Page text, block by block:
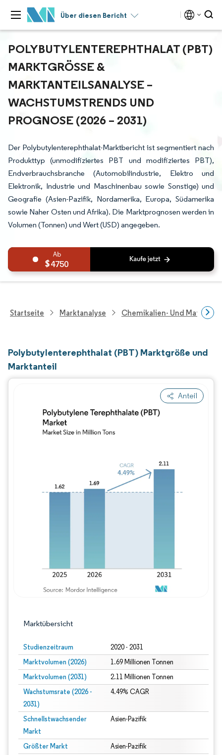
Über diesen Bericht
POLYBUTYLENTEREPHTHALAT (PBT)
MARKTGRÖSSE & M
ARKTANTEILSANALYSE – W
ACHSTUMSTRENDS UND P
ROGNOSE (2026 – 2031)
Der Polybutylenterephthalat-Marktbericht ist segmentiert nach
Produkttyp (unmodifiziertes PBT und modifiziertes PBT),
Endverbrauchsbranche (Automobilindustrie, Elektro und
Elektronik, Industrie und Maschinenbau sowie Sonstige) und
Geografie (Asien-Pazifik, Nordamerika, Europa, Südamerika
sowie Naher Osten und Afrika). Die Marktprognosen werden in
Volumen (Tonnen) und Wert (USD) angegeben.
4750
Startseite Marktanalyse Chemikalien- Und
Polybutylenterephthalat (PBT) Marktgröße und
Marktanteil
Anteil
Marktübersicht
Studienzeitraum 2020 - 2031
Marktvolumen (2026) 1.69 Millionen Tonnen
Marktvolumen (2031) 2.11 Millionen Tonnen
Wachstumsrate (2026 -
2031)
4.49% CAGR
Schnellstwachsender
Markt
Asien-Pazifik
Größter Markt Asien-Pazifik